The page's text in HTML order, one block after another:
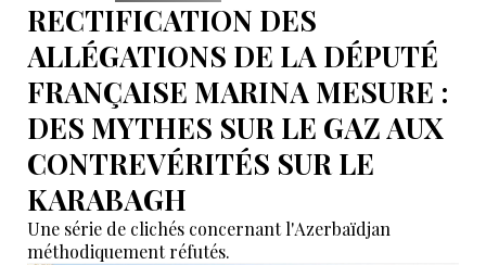
RECTIFICATION DES
ALLÉGATIONS DE LA DÉPUTÉ
FRANÇAISE MARINA MESURE :
DES MYTHES SUR LE GAZ AUX
CONTREVÉRITÉS SUR LE
KARABAGH
Une série de clichés concernant l'Azerbaïdjan
méthodiquement réfutés.